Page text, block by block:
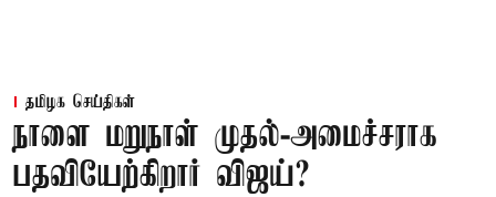
தமிழக செய்திகள்
நாளை மறுநாள் முதல்-அமைச்சராக
பதவியேற்கிறார் விஜய்?